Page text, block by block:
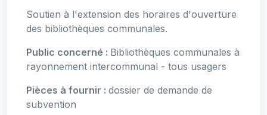
Soutien à l'extension des horaires d'ouverture
des bibliothèques communales.
Public concerné : Bibliothèques communales à
rayonnement intercommunal - tous usagers
Pièces à fournir : dossier de demande de
subvention